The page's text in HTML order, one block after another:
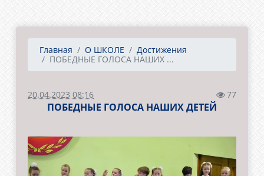
Главная О ШКОЛЕ
Достижения
ПОБЕДНЫЕ ГОЛОСА НАШИХ ...
20.04.2023 08:16 77
ПОБЕДНЫЕ ГОЛОСА НАШИХ ДЕТЕЙ